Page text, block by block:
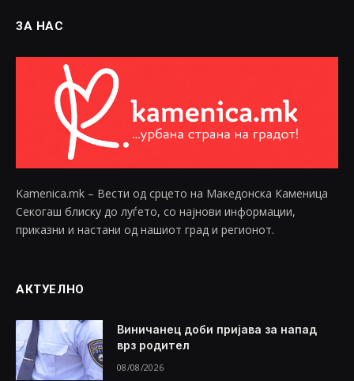
ЗА НАС
Kamenica.mk – Вести од срцето на Македонска Каменица
Секогаш блиску до луѓето, со најнови информации,
приказни и настани од нашиот град и регионот.
АКТУЕЛНО
Виничанец доби пријава за напад
врз родител
08/08/2026